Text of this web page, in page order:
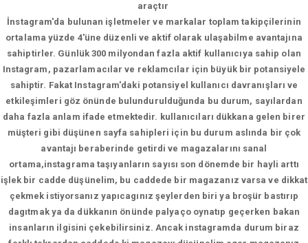
araçtır
İnstagram'da bulunan işletmeler ve markalar toplam takipçilerinin
ortalama yüzde 4'üne düzenli ve aktif olarak ulaşabilme avantajına
sahiptirler. Günlük 300 milyondan fazla aktif kullanıcıya sahip olan
Instagram, pazarlamacılar ve reklamcılar için büyük bir potansiyele
sahiptir. Fakat Instagram'daki potansiyel kullanıcı davranışları ve
etkileşimleri göz önünde bulundurulduğunda bu durum, sayılardan
daha fazla anlam ifade etmektedir. kullanıcıları dükkana gelen birer
müşteri gibi düşünen sayfa sahipleri için bu durum aslında bir çok
avantajı beraberinde getirdi ve magazalarını sanal
ortama,instagrama taşıyanların sayısı son dönemde bir hayli arttı
işlek bir cadde düşünelim, bu caddede bir magazanız varsa ve dikkat
çekmek istiyorsanız yapıcagınız şeylerden biri ya broşür bastırıp
dagıtmak ya da dükkanın önünde palyaço oynatıp geçerken bakan
insanların ilgisini çekebilirsiniz. Ancak instagramda durum biraz